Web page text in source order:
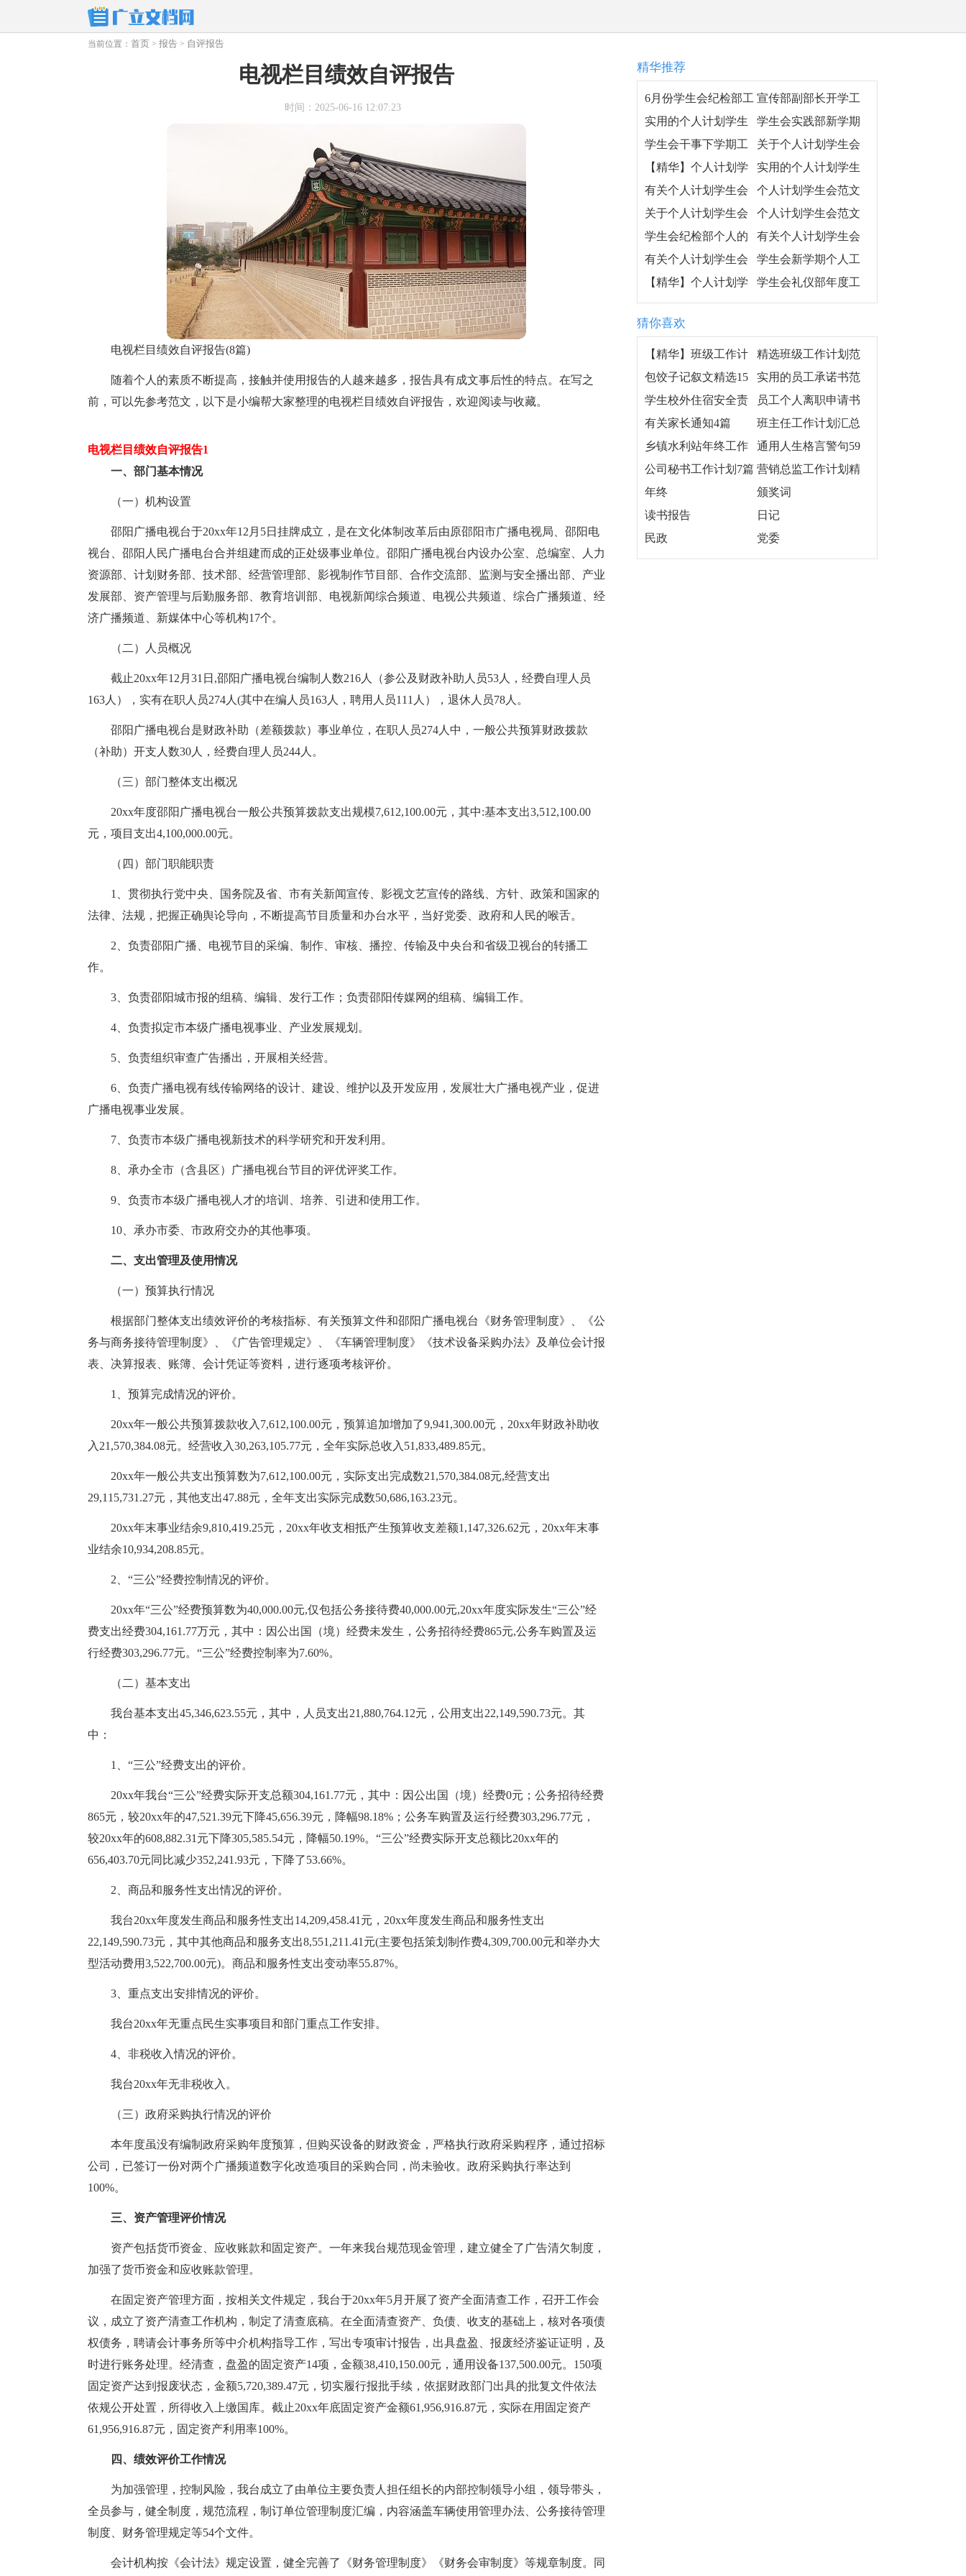
当前位置： 首页 > 报告 > 自评报告
电视栏目绩效自评报告
时间：2025-06-16 12:07:23
电视栏目绩效自评报告(8篇)
随着个人的素质不断提高，接触并使用报告的人越来越多，报告具有成文事后性的特点。在写之
前，可以先参考范文，以下是小编帮大家整理的电视栏目绩效自评报告，欢迎阅读与收藏。
电视栏目绩效自评报告1
一、部门基本情况
（一）机构设置
邵阳广播电视台于20xx年12月5日挂牌成立，是在文化体制改革后由原邵阳市广播电视局、邵阳电
视台、邵阳人民广播电台合并组建而成的正处级事业单位。邵阳广播电视台内设办公室、总编室、人力
资源部、计划财务部、技术部、经营管理部、影视制作节目部、合作交流部、监测与安全播出部、产业
发展部、资产管理与后勤服务部、教育培训部、电视新闻综合频道、电视公共频道、综合广播频道、经
济广播频道、新媒体中心等机构17个。
（二）人员概况
截止20xx年12月31日,邵阳广播电视台编制人数216人（参公及财政补助人员53人，经费自理人员
163人），实有在职人员274人(其中在编人员163人，聘用人员111人），退休人员78人。
邵阳广播电视台是财政补助（差额拨款）事业单位，在职人员274人中，一般公共预算财政拨款
（补助）开支人数30人，经费自理人员244人。
（三）部门整体支出概况
20xx年度邵阳广播电视台一般公共预算拨款支出规模7,612,100.00元，其中:基本支出3,512,100.00
元，项目支出4,100,000.00元。
（四）部门职能职责
1、贯彻执行党中央、国务院及省、市有关新闻宣传、影视文艺宣传的路线、方针、政策和国家的
法律、法规，把握正确舆论导向，不断提高节目质量和办台水平，当好党委、政府和人民的喉舌。
2、负责邵阳广播、电视节目的采编、制作、审核、播控、传输及中央台和省级卫视台的转播工
作。
3、负责邵阳城市报的组稿、编辑、发行工作；负责邵阳传媒网的组稿、编辑工作。
4、负责拟定市本级广播电视事业、产业发展规划。
5、负责组织审查广告播出，开展相关经营。
6、负责广播电视有线传输网络的设计、建设、维护以及开发应用，发展壮大广播电视产业，促进
广播电视事业发展。
7、负责市本级广播电视新技术的科学研究和开发利用。
8、承办全市（含县区）广播电视台节目的评优评奖工作。
9、负责市本级广播电视人才的培训、培养、引进和使用工作。
10、承办市委、市政府交办的其他事项。
二、支出管理及使用情况
（一）预算执行情况
根据部门整体支出绩效评价的考核指标、有关预算文件和邵阳广播电视台《财务管理制度》、《公
务与商务接待管理制度》、《广告管理规定》、《车辆管理制度》《技术设备采购办法》及单位会计报
表、决算报表、账簿、会计凭证等资料，进行逐项考核评价。
1、预算完成情况的评价。
20xx年一般公共预算拨款收入7,612,100.00元，预算追加增加了9,941,300.00元，20xx年财政补助收
入21,570,384.08元。经营收入30,263,105.77元，全年实际总收入51,833,489.85元。
20xx年一般公共支出预算数为7,612,100.00元，实际支出完成数21,570,384.08元,经营支出
29,115,731.27元，其他支出47.88元，全年支出实际完成数50,686,163.23元。
20xx年末事业结余9,810,419.25元，20xx年收支相抵产生预算收支差额1,147,326.62元，20xx年末事
业结余10,934,208.85元。
2、“三公”经费控制情况的评价。
20xx年“三公”经费预算数为40,000.00元,仅包括公务接待费40,000.00元,20xx年度实际发生“三公”经
费支出经费304,161.77万元，其中：因公出国（境）经费未发生，公务招待经费865元,公务车购置及运
行经费303,296.77元。“三公”经费控制率为7.60%。
（二）基本支出
我台基本支出45,346,623.55元，其中，人员支出21,880,764.12元，公用支出22,149,590.73元。其
中：
1、“三公”经费支出的评价。
20xx年我台“三公”经费实际开支总额304,161.77元，其中：因公出国（境）经费0元；公务招待经费
865元，较20xx年的47,521.39元下降45,656.39元，降幅98.18%；公务车购置及运行经费303,296.77元，
较20xx年的608,882.31元下降305,585.54元，降幅50.19%。“三公”经费实际开支总额比20xx年的
656,403.70元同比减少352,241.93元，下降了53.66%。
2、商品和服务性支出情况的评价。
我台20xx年度发生商品和服务性支出14,209,458.41元，20xx年度发生商品和服务性支出
22,149,590.73元，其中其他商品和服务支出8,551,211.41元(主要包括策划制作费4,309,700.00元和举办大
型活动费用3,522,700.00元)。商品和服务性支出变动率55.87%。
3、重点支出安排情况的评价。
我台20xx年无重点民生实事项目和部门重点工作安排。
4、非税收入情况的评价。
我台20xx年无非税收入。
（三）政府采购执行情况的评价
本年度虽没有编制政府采购年度预算，但购买设备的财政资金，严格执行政府采购程序，通过招标
公司，已签订一份对两个广播频道数字化改造项目的采购合同，尚未验收。政府采购执行率达到
100%。
三、资产管理评价情况
资产包括货币资金、应收账款和固定资产。一年来我台规范现金管理，建立健全了广告清欠制度，
加强了货币资金和应收账款管理。
在固定资产管理方面，按相关文件规定，我台于20xx年5月开展了资产全面清查工作，召开工作会
议，成立了资产清查工作机构，制定了清查底稿。在全面清查资产、负债、收支的基础上，核对各项债
权债务，聘请会计事务所等中介机构指导工作，写出专项审计报告，出具盘盈、报废经济鉴证证明，及
时进行账务处理。经清查，盘盈的固定资产14项，金额38,410,150.00元，通用设备137,500.00元。150项
固定资产达到报废状态，金额5,720,389.47元，切实履行报批手续，依据财政部门出具的批复文件依法
依规公开处置，所得收入上缴国库。截止20xx年底固定资产金额61,956,916.87元，实际在用固定资产
61,956,916.87元，固定资产利用率100%。
四、绩效评价工作情况
为加强管理，控制风险，我台成立了由单位主要负责人担任组长的内部控制领导小组，领导带头，
全员参与，健全制度，规范流程，制订单位管理制度汇编，内容涵盖车辆使用管理办法、公务接待管理
制度、财务管理规定等54个文件。
会计机构按《会计法》规定设置，健全完善了《财务管理制度》《财务会审制度》等规章制度。同
精华推荐
6月份学生会纪检部工
作计划
宣传部副部长开学工
作计划,宣传部副部长
工作计划
实用的个人计划学生
会锦集6篇
学生会实践部新学期
工作计划
学生会干事下学期工
作计划
关于个人计划学生会
汇总7篇
【精华】个人计划学
生会范文集合七篇
实用的个人计划学生
会范文八篇
有关个人计划学生会
范文汇编9篇
个人计划学生会范文
集锦7篇
关于个人计划学生会
模板7篇
个人计划学生会范文
汇编9篇
学生会纪检部个人的
工作计划范文
有关个人计划学生会
汇总10篇
有关个人计划学生会
范文锦集十篇
学生会新学期个人工
作计划
【精华】个人计划学
生会四篇
学生会礼仪部年度工
作计划
猜你喜欢
【精华】班级工作计
划汇编7篇
精选班级工作计划范
文九篇
包饺子记叙文精选15
篇
实用的员工承诺书范
文集锦十篇
学生校外住宿安全责
任书
员工个人离职申请书
(汇编15篇)
有关家长通知4篇
班主任工作计划汇总
九篇
乡镇水利站年终工作
总结
通用人生格言警句59
句
公司秘书工作计划7篇 营销总监工作计划精
选15篇
年终
颁奖词
读书报告
日记
民政
党委